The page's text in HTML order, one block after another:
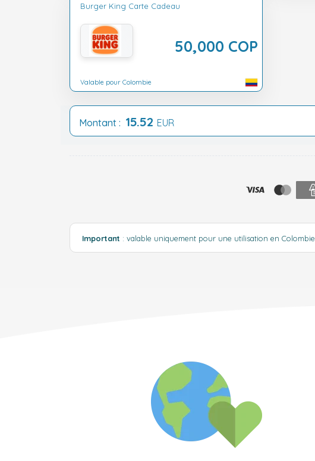
Burger King Carte Cadeau
50,000 COP
Valable pour Colombie
Montant : 15.52 EUR
Important : valable uniquement pour une utilisation en Colombie